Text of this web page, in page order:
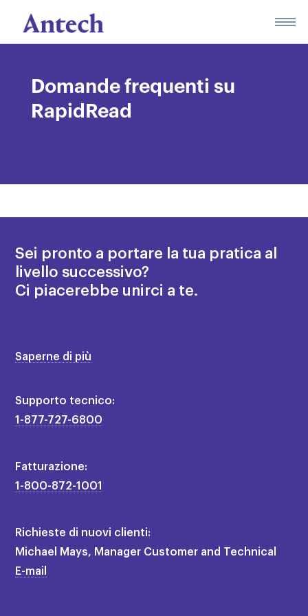
content
Domande frequenti su
RapidRead
Sei pronto a portare la tua pratica al
livello successivo?
Ci piacerebbe unirci a te.
Saperne di più
Supporto tecnico:
1-877-727-6800
Fatturazione:
1-800-872-1001
Richieste di nuovi clienti:
Michael Mays, Manager Customer and Technical
E-mail